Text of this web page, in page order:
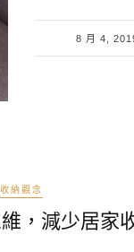
8 月 4,
收納觀念
，減少居家